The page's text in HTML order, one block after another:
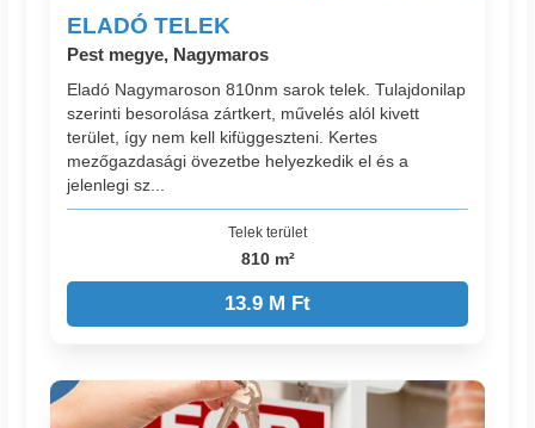
ELADÓ TELEK
Pest megye, Nagymaros
Eladó Nagymaroson 810nm sarok telek. Tulajdonilap
szerinti besorolása zártkert, művelés alól kivett
terület, így nem kell kifüggeszteni. Kertes
mezőgazdasági övezetbe helyezkedik el és a
jelenlegi sz...
Telek terület
810 m²
13.9 M Ft